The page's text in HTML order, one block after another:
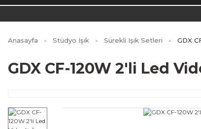
Anasayfa Stüdyo Işık Sürekli Işık Setleri GDX
GDX CF-120W 2'li Led